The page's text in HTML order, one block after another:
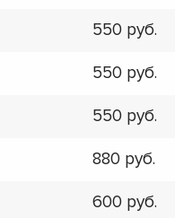
550
550
550
880
600